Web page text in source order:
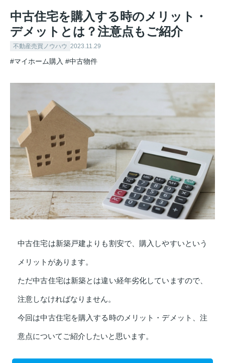
中古住宅を購入する時のメリット・
デメットとは？注意点もご紹介
不動産売買ノウハウ 2023.11.29
#マイホーム購入 #中古物件
中古住宅は新築戸建よりも割安で、購入しやすいという
メリットがあります。
ただ中古住宅は新築とは違い経年劣化していますので、
注意しなければなりません。
今回は中古住宅を購入する時のメリット・デメット、注
意点についてご紹介したいと思います。